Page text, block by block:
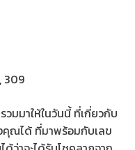
309
วมมาให้ในวันนี้ ที่เกี่ยวกับ
ณได้ ที่มาพร้อมกับเลข